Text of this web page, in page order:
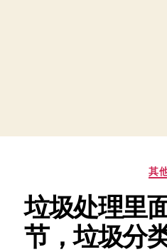
其
垃圾处理里
节，垃圾分